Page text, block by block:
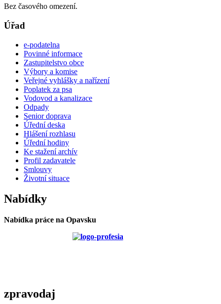
Bez časového omezení.
Úřad
e-podatelna
Povinné informace
Zastupitelstvo obce
Výbory a komise
Veřejné vyhlášky a nařízení
Poplatek za psa
Vodovod a kanalizace
Odpady
Senior doprava
Úřední deska
Hlášení rozhlasu
Úřední hodiny
Ke stažení archív
Profil zadavatele
Smlouvy
Životní situace
Nabídky
Nabídka práce na Opavsku
zpravodaj